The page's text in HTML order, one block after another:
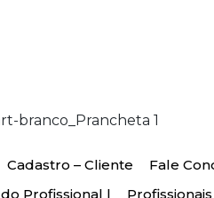
Cadastro – Cliente Fale
Profissional | Profissionais